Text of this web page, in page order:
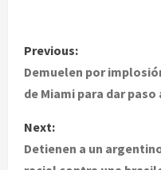
P
o
t
Previous:
Demuelen por
de Miami para dar
Next:
Detienen a un